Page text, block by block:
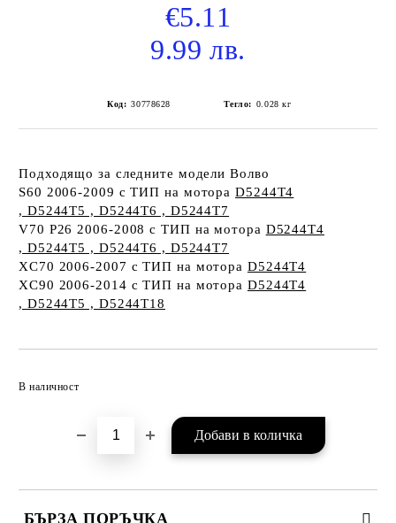
€5.11
9.99 лв.
Код: 30778628 Тегло: 0.028 кг
Подходящо за следните модели Волво
S60 2006-2009 с ТИП на мотораD5244T4
, D5244T5 , D5244T6 , D5244T7
V70 P26 2006-2008 с ТИП на мотора D5244T4
, D5244T5 , D5244T6 , D5244T7
XC70 2006-2007 с ТИП на мотора D5244T4
XC90 2006-2014 с ТИП на мотора D5244T4
, D5244T5 , D5244T18
В наличност
БЪРЗА ПОРЪЧКА